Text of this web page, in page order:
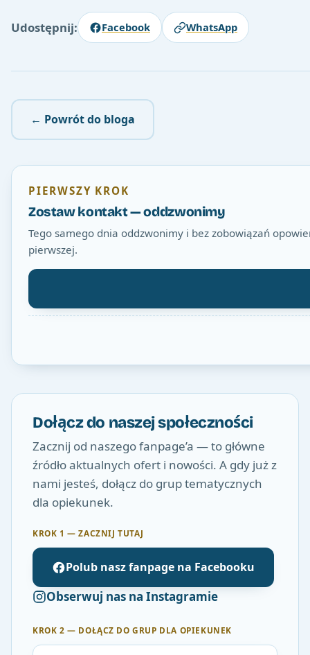
Udostępnij: Facebook WhatsApp
← Powrót do bloga
PIERWSZY KROK
Zostaw kontakt — oddzwonimy
Tego samego dnia oddzwonimy i bez zobowiązań
pierwszej.
Dołącz do naszej społeczności
Zacznij od naszego fanpage’a — to główne
źródło aktualnych ofert i nowości. A gdy już z
nami jesteś, dołącz do grup tematycznych
dla opiekunek.
KROK 1 — ZACZNIJ TUTAJ
Polub nasz fanpage na Facebooku
Obserwuj nas na Instagramie
KROK 2 — DOŁĄCZ DO GRUP DLA OPIEKUNEK